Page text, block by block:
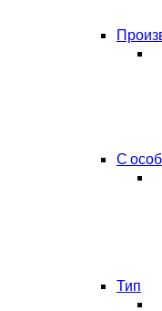
С
Тип